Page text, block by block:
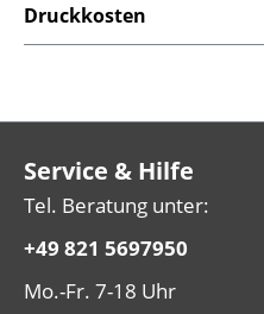
Druckkosten
Service & Hilfe
Tel. Beratung unter:
+49 821 5697950
Mo.-Fr. 7-18 Uhr